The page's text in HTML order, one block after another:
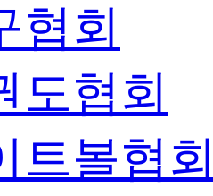
협회
도협회
트볼협